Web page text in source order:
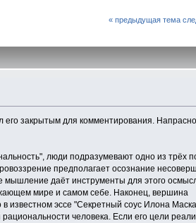
« предыдущая тема
закрытым для комментирования.
люди подразумевают одно из трёх
предполагает осознание
мышление даёт инструменты для этого
мире и самом себе. Наконец, вершина
известном эссе "Секретный соус Илона
человека. Если его цели